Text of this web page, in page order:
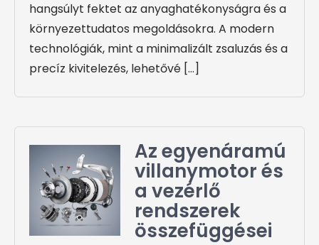
hangsúlyt fektet az anyaghatékonyságra és a
környezettudatos megoldásokra. A modern
technológiák, mint a minimalizált zsaluzás és a
precíz kivitelezés, lehetővé […]
Az egyenáramú
villanymotor és
a vezérlő
rendszerek
összefüggései